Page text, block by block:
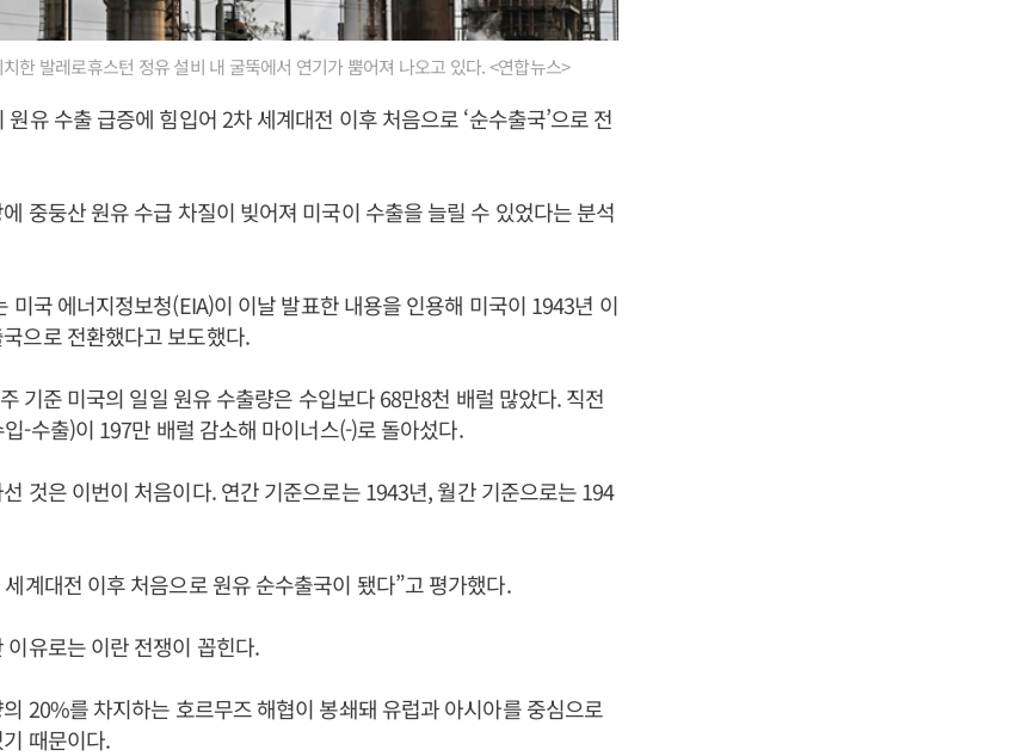
한 발레로휴스턴 정유 설비 내 굴뚝에서 연기가 뿜어져 나오고 있다. <연합뉴스>
유 수출 급증에 힘입어 2차 세계대전 이후 처음으로 ‘순수출국’으로 전
중둥산 원유 수급 차질이 빚어져 미국이 수출을 늘릴 수 있었다는 분석
미국 에너지정보청(EIA)이 이날 발표한 내용을 인용해 미국이 1943년 이
으로 전환했다고 보도했다.
기준 미국의 일일 원유 수출량은 수입보다 68만8천 배럴 많았다. 직전
-수출)이 197만 배럴 감소해 마이너스(-)로 돌아섰다.
것은 이번이 처음이다. 연간 기준으로는 1943년, 월간 기준으로는 194
계대전 이후 처음으로 원유 순수출국이 됐다”고 평가했다.
유로는 이란 전쟁이 꼽힌다.
20%를 차지하는 호르무즈 해협이 봉쇄돼 유럽과 아시아를 중심으로
때문이다.